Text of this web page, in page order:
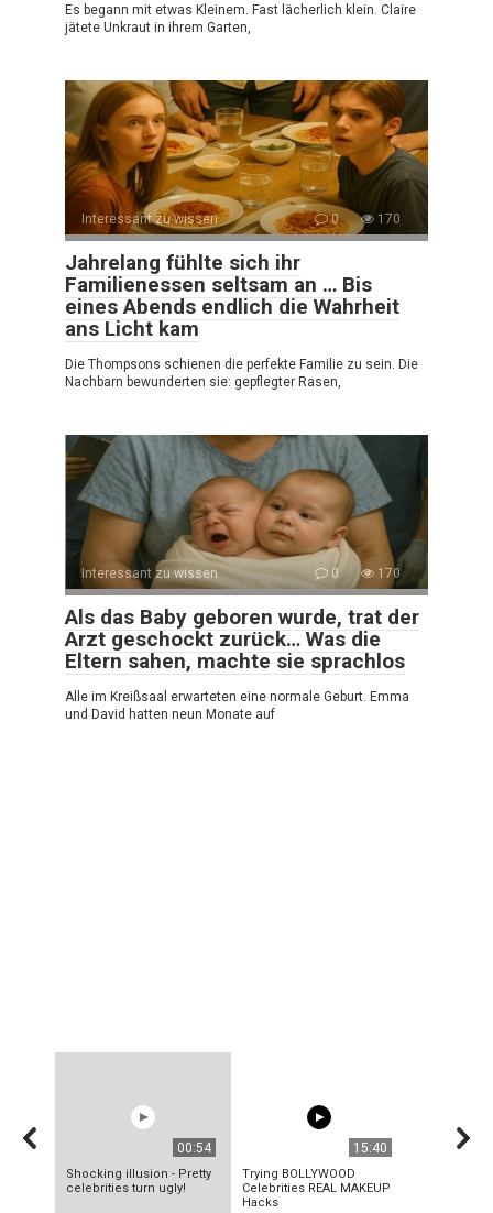
Es begann mit etwas Kleinem. Fast lächerlich klein. Claire
jätete Unkraut in ihrem Garten,
Interessant zu wissen 0 170
Jahrelang fühlte sich ihr
Familienessen seltsam an … Bis
eines Abends endlich die Wahrheit
ans Licht kam
Die Thompsons schienen die perfekte Familie zu sein. Die
Nachbarn bewunderten sie: gepflegter Rasen,
Interessant zu wissen 0 170
Als das Baby geboren wurde, trat der
Arzt geschockt zurück… Was die
Eltern sahen, machte sie sprachlos
Alle im Kreißsaal erwarteten eine normale Geburt. Emma
und David hatten neun Monate auf
00:54
Shocking illusion - Pretty
celebrities turn ugly!
15:40
Trying BOLLYWOOD
Celebrities REAL MAKEUP
Hacks